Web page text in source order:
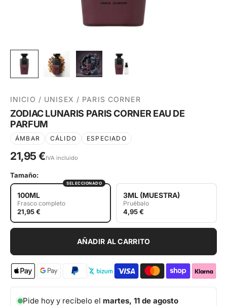
INICIO / UNISEX / PARIS CORNER
ZODIAC LUNARIS PARIS CORNER EAU DE
PARFUM
ÁMBAR CÁLIDO ESPECIADO
21,95 €IVA incluido
Tamaño:
SELECCIONADO
100ML
Frasco completo
21,95 €
3ML (MUESTRA)
Pruébalo
4,95 €
AÑADIR AL CARRITO
Pide hoy y recíbelo el martes, 11 de agosto